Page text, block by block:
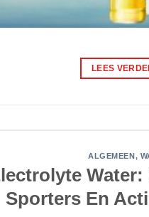
LEES
ALGEMEEN,
Sporters En